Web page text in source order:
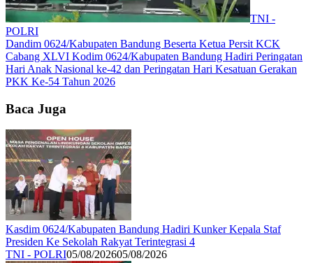
TNI -
POLRI
Dandim 0624/Kabupaten Bandung Beserta Ketua Persit KCK
Cabang XLVI Kodim 0624/Kabupaten Bandung Hadiri Peringatan
Hari Anak Nasional ke-42 dan Peringatan Hari Kesatuan Gerakan
PKK Ke-54 Tahun 2026
Baca Juga
Kasdim 0624/Kabupaten Bandung Hadiri Kunker Kepala Staf
Presiden Ke Sekolah Rakyat Terintegrasi 4
TNI - POLRI05/08/202605/08/2026